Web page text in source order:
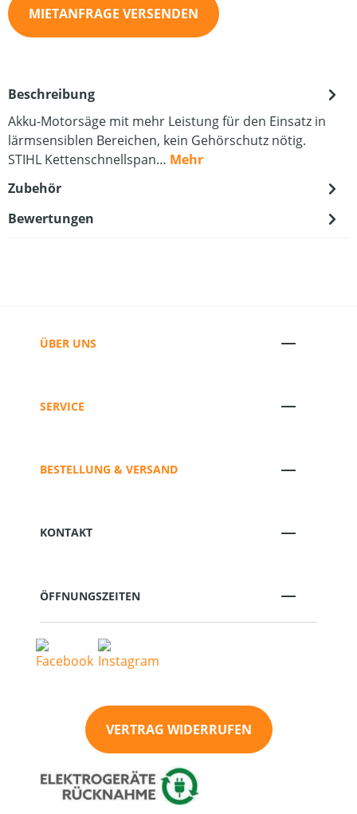
MIETANFRAGE VERSENDEN
Beschreibung
Akku-Motorsäge mit mehr Leistung für den Einsatz in
lärmsensiblen Bereichen, kein Gehörschutz nötig.
STIHL Kettenschnellspan… Mehr
Zubehör
Bewertungen
ÜBER UNS
SERVICE
BESTELLUNG & VERSAND
KONTAKT
ÖFFNUNGSZEITEN
VERTRAG WIDERRUFEN